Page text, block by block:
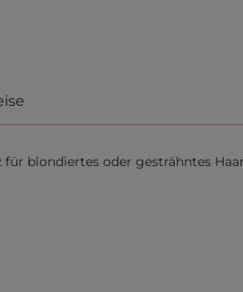
blondiertes oder gesträhntes